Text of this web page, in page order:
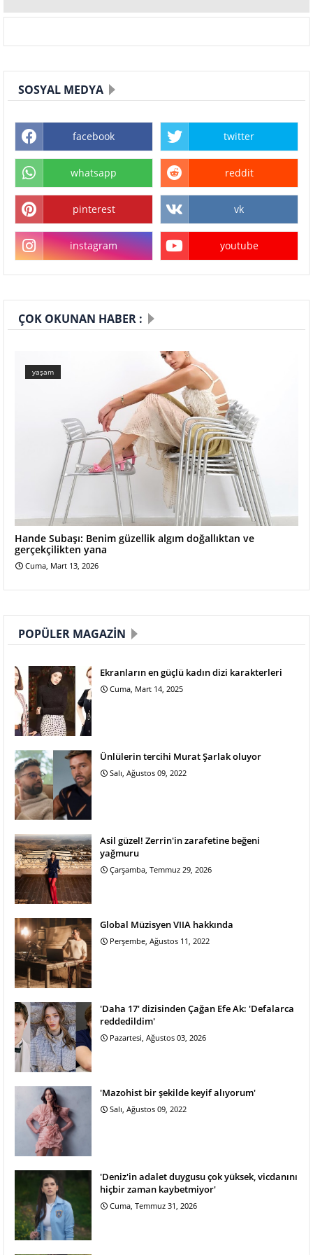
SOSYAL MEDYA
facebook twitter
whatsapp reddit
pinterest vk
instagram youtube
ÇOK OKUNAN HABER :
yaşam
Hande Subaşı: Benim güzellik algım doğallıktan ve
gerçekçilikten yana
Cuma, Mart 13, 2026
POPÜLER MAGAZIN
Ekranların en güçlü kadın dizi karakterleri
Cuma, Mart 14, 2025
Ünlülerin tercihi Murat Şarlak oluyor
Salı, Ağustos 09, 2022
Asil güzel! Zerrin'in zarafetine beğeni
yağmuru
Çarşamba, Temmuz 29, 2026
Global Müzisyen VIIA hakkında
Perşembe, Ağustos 11, 2022
'Daha 17' dizisinden Çağan Efe Ak: 'Defalarca
reddedildim'
Pazartesi, Ağustos 03, 2026
'Mazohist bir şekilde keyif alıyorum'
Salı, Ağustos 09, 2022
'Deniz'in adalet duygusu çok yüksek, vicdanını
hiçbir zaman kaybetmiyor'
Cuma, Temmuz 31, 2026